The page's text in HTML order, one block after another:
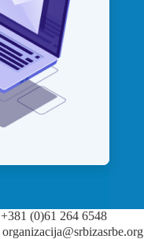
+381 (0)61 264 6548
organizacija@srbizasrbe.org